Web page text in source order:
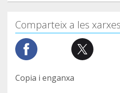
https://www.facebook.com/
Animal/photos/
74227/
15
3303/permalink/
Comparteix a les xarxes
Copia i enganxa